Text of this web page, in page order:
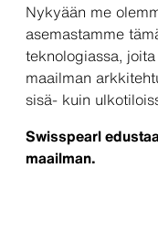
Nykyään me
asemastamme
teknologiassa,
maailman
sisä- kuin
Swisspearl
maailman.